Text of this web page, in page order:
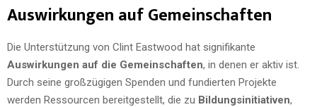
Auswirkungen auf Gemeinschaften
Die Unterstützung von Clint Eastwood hat signifikante
Auswirkungen auf die Gemeinschaften, in denen er aktiv ist.
Durch seine großzügigen Spenden und fundierten Projekte
werden Ressourcen bereitgestellt, die zu Bildungsinitiativen,